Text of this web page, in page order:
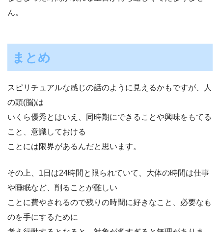
ん。
まとめ
スピリチュアルな感じの話のように見えるかもですが、人
の頭(脳)は
いくら優秀とはいえ、同時期にできることや興味をもてる
こと、意識しておける
ことには限界があるんだと思います。
その上、1日は24時間と限られていて、大体の時間は仕事
や睡眠など、削ることが難しい
ことに費やされるので残りの時間に好きなこと、必要なも
のを手にするために